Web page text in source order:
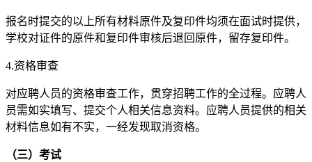
报名时提交的以上所有材料原件及复印件均须在面试时提供，
学校对证件的原件和复印件审核后退回原件，留存复印件。
4.资格审查
对应聘人员的资格审查工作，贯穿招聘工作的全过程。应聘人
员需如实填写、提交个人相关信息资料。应聘人员提供的相关
材料信息如有不实，一经发现取消资格。
（三）考试